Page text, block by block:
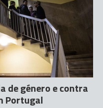
de género e contra
Portugal